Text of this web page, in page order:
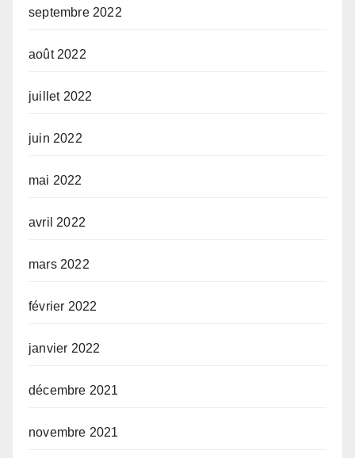
septembre 2022
août 2022
juillet 2022
juin 2022
mai 2022
avril 2022
mars 2022
février 2022
janvier 2022
décembre 2021
novembre 2021